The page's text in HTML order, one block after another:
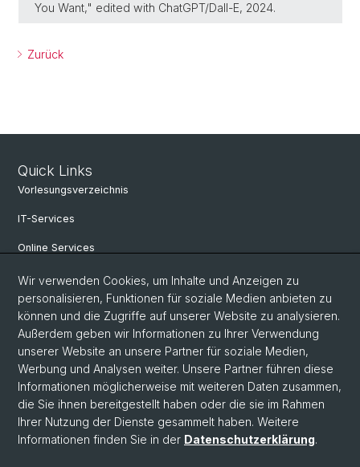
You Want," edited with ChatGPT/Dall-E, 2024.
Zurück
Quick Links
Vorlesungsverzeichnis
IT-Services
Online Services
Personensuche
Veranstaltungen
Stellenangebote
Archiv eikones NFS Bildkritik 2005 - 2017
© Universität Basel
Datenschutzerklärung
Wir verwenden Cookies, um Inhalte und Anzeigen zu
personalisieren, Funktionen für soziale Medien anbieten zu
können und die Zugriffe auf unserer Website zu analysieren.
Außerdem geben wir Informationen zu Ihrer Verwendung
unserer Website an unsere Partner für soziale Medien,
Werbung und Analysen weiter. Unsere Partner führen diese
Informationen möglicherweise mit weiteren Daten zusammen,
die Sie ihnen bereitgestellt haben oder die sie im Rahmen
Ihrer Nutzung der Dienste gesammelt haben. Weitere
Informationen finden Sie in der Datenschutzerklärung.